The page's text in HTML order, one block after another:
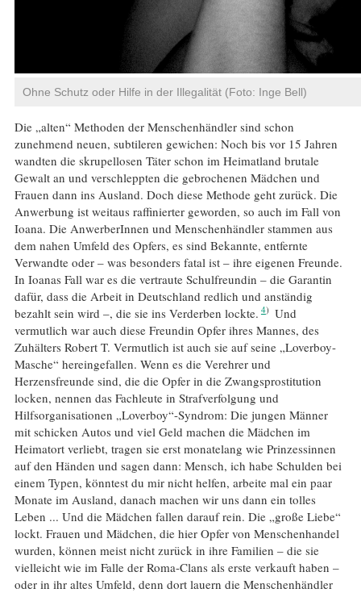
Ohne Schutz oder Hilfe in der Illegalität (Foto: Inge Bell)
Die „alten“ Methoden der Menschenhändler sind schon
zunehmend neuen, subtileren gewichen: Noch bis vor 15 Jahren
wandten die skrupellosen Täter schon im Heimatland brutale
Gewalt an und verschleppten die gebrochenen Mädchen und
Frauen dann ins Ausland. Doch diese Methode geht zurück. Die
Anwerbung ist weitaus raffinierter geworden, so auch im Fall von
Ioana. Die AnwerberInnen und Menschenhändler stammen aus
dem nahen Umfeld des Opfers, es sind Bekannte, entfernte
Verwandte oder – was besonders fatal ist – ihre eigenen Freunde.
In Ioanas Fall war es die vertraute Schulfreundin – die Garantin
dafür, dass die Arbeit in Deutschland redlich und anständig
bezahlt sein wird –, die sie ins Verderben lockte. 4
Und
vermutlich war auch diese Freundin Opfer ihres Mannes, des
Zuhälters Robert T. Vermutlich ist auch sie auf seine „Loverboy-
Masche“ hereingefallen. Wenn es die Verehrer und
Herzensfreunde sind, die die Opfer in die Zwangsprostitution
locken, nennen das Fachleute in Strafverfolgung und
Hilfsorganisationen „Loverboy“-Syndrom: Die jungen Männer
mit schicken Autos und viel Geld machen die Mädchen im
Heimatort verliebt, tragen sie erst monatelang wie Prinzessinnen
auf den Händen und sagen dann: Mensch, ich habe Schulden bei
einem Typen, könntest du mir nicht helfen, arbeite mal ein paar
Monate im Ausland, danach machen wir uns dann ein tolles
Leben ... Und die Mädchen fallen darauf rein. Die „große Liebe“
lockt. Frauen und Mädchen, die hier Opfer von Menschenhandel
wurden, können meist nicht zurück in ihre Familien – die sie
vielleicht wie im Falle der Roma-Clans als erste verkauft haben –
oder in ihr altes Umfeld, denn dort lauern die Menschenhändler